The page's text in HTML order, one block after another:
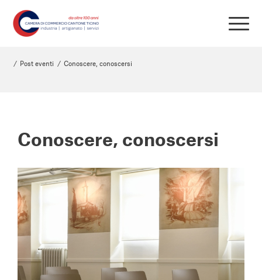
/ Post eventi / Conoscere, conoscersi
Conoscere, conoscersi